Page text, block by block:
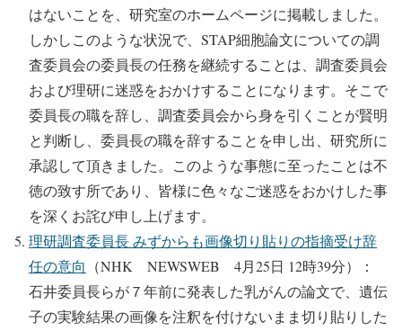
はないことを、研究室のホームページに掲載しました。
しかしこのような状況で、STAP細胞論文についての調
査委員会の委員長の任務を継続することは、調査委員会
および理研に迷惑をおかけすることになります。そこで
委員長の職を辞し、調査委員会から身を引くことが賢明
と判断し、委員長の職を辞することを申し出、研究所に
承認して頂きました。このような事態に至ったことは不
徳の致す所であり、皆様に色々なご迷惑をおかけした事
を深くお詫び申し上げます。
理研調査委員長 みずからも画像切り貼りの指摘受け辞
任の意向 （NHK NEWSWEB 4月25日 12時39分）：
石井委員長らが７年前に発表した乳がんの論文で、遺伝
子の実験結果の画像を注釈を付けないまま切り貼りした